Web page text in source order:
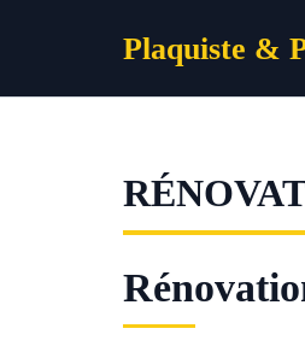
Plaquiste &